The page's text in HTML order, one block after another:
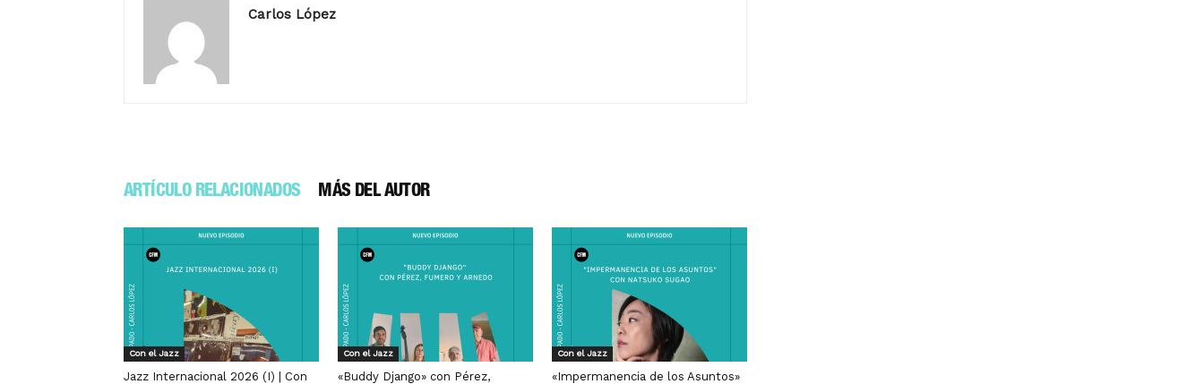
Carlos López
ARTÍCULO RELACIONADOS MÁS DEL AUTOR
Con el Jazz
Jazz Internacional 2026 (I) | Con
Con el Jazz
«Buddy Django» con Pérez,
Con el Jazz
«Impermanencia de los Asuntos»